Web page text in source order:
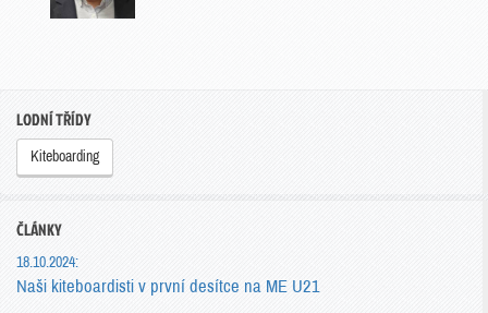
LODNÍ TŘÍDY
Kiteboarding
ČLÁNKY
18.10.2024:
Naši kiteboardisti v první desítce na ME U21